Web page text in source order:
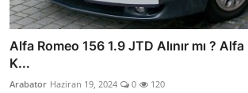
Alfa Romeo 156 1.9 JTD Alınır mı ?
K...
Arabator Haziran 19, 2024 0 120